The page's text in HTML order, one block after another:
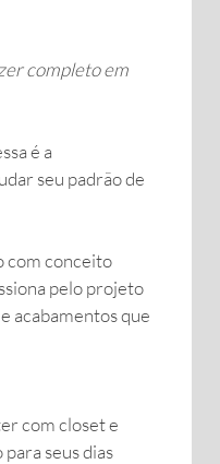
completo em
é a
seu padrão de
com conceito
pelo projeto
acabamentos que
com closet e
seus dias